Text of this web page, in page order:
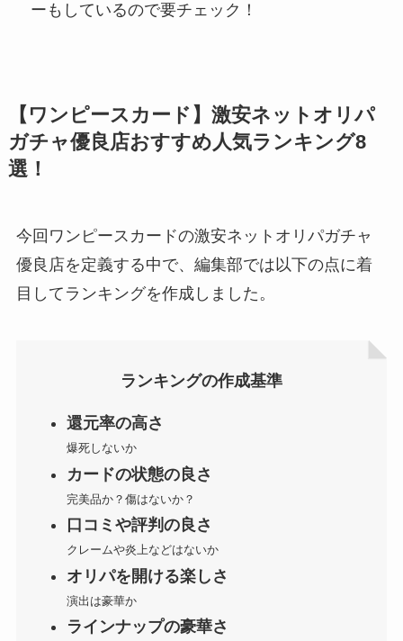
ーもしているので要チェック！
【ワンピースカード】激安ネットオリパ
ガチャ優良店おすすめ人気ランキング8
選！
今回ワンピースカードの激安ネットオリパガチャ
優良店を定義する中で、編集部では以下の点に着
目してランキングを作成しました。
ランキングの作成基準
還元率の高さ
爆死しないか
カードの状態の良さ
完美品か？傷はないか？
口コミや評判の良さ
クレームや炎上などはないか
オリパを開ける楽しさ
演出は豪華か
ラインナップの豪華さ